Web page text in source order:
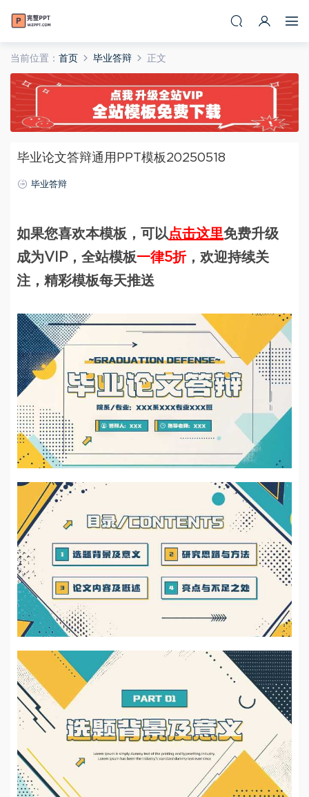
当前位置： 首页 毕业答辩 正文
毕业论文答辩通用PPT模板20250518
毕业答辩
如果您喜欢本模板，可以点击这里免费升级
成为VIP，全站模板一律5折，欢迎持续关
注，精彩模板每天推送